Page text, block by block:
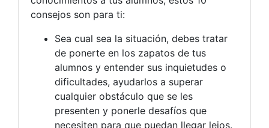
consejos son para ti:
Sea cual sea la situación, debes tratar
de ponerte en los zapatos de tus
alumnos y entender sus inquietudes o
dificultades, ayudarlos a superar
cualquier obstáculo que se les
presenten y ponerle desafíos que
necesiten para que puedan llegar lejos.